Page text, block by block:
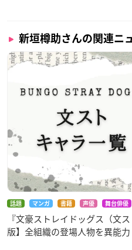
新垣樽助さんの関連ニ
話題 マンガ 書籍 声優 舞台俳優
『文豪ストレイドッグス（文
版】全組織の登場人物を異能